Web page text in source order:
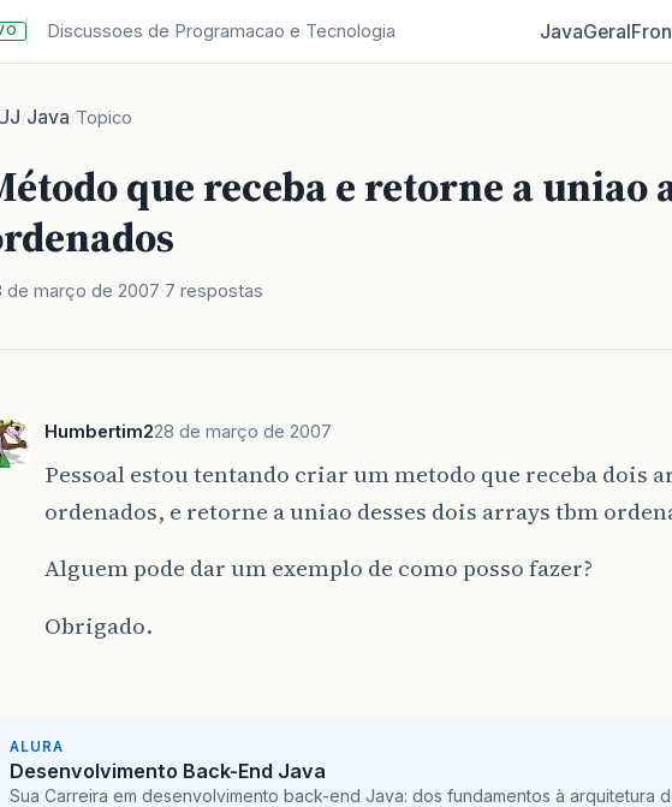
Discussoes de Programacao e Tecnologia JavaGeral
/Java/Topico
que receba e retorne a uniao
de março de 2007 7 respostas
Humbertim228 de março de 2007
Pessoal estou tentando criar um metodo que receba dois
ordenados, e retorne a uniao desses dois arrays tbm
Alguem pode dar um exemplo de como posso fazer?
Obrigado.
ALURA
Desenvolvimento Back-End Java
Sua Carreira em desenvolvimento back-end Java: dos fundamentos à arquitetura